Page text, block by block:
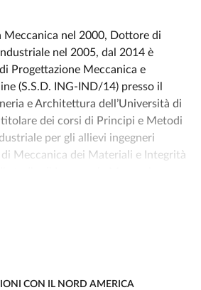
Meccanica nel 2000, Dottore di
nel 2005, dal 2014 è
Progettazione Meccanica e
(S.S.D. ING-IND/14) presso il
e Architettura dell’Università di
titolare dei corsi di Principi e Metodi
per gli allievi ingegneri
Meccanica dei Materiali e Integrità
studio di Ingegneria Meccanica.
Metallici dell’Istituto di Fisica
membro della commissione per
CON IL NORD AMERICA